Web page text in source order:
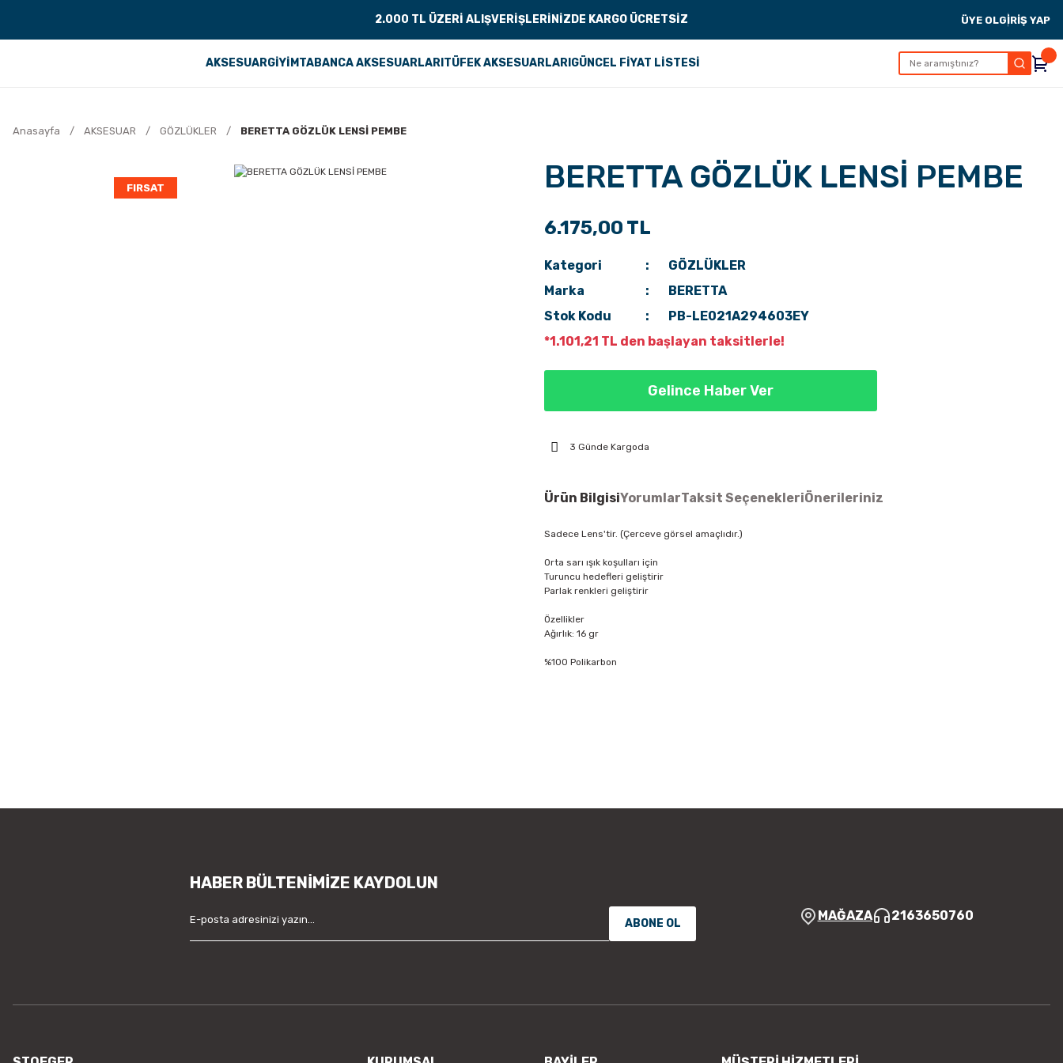
2.000 TL ÜZERİ ALIŞVERİŞLERİNİZDE KARGO ÜCRETSİZ ÜYE OLGİRİŞ YAP
AKSESUARGİYİMTABANCA AKSESUARLARI TÜFEK AKSESUARLARI GÜNCEL FİYAT LİSTESİ
Anasayfa AKSESUAR GÖZLÜKLER BERETTA GÖZLÜK LENSİ PEMBE
FIRSAT BERETTA GÖZLÜK LENSİ PEMBE
6.175,00 TL
Kategori
GÖZLÜKLER
Marka
BERETTA
Stok Kodu
PB-LE021A294603EY
*1.101,21 TL den başlayan taksitlerle!
Gelince Haber Ver
3 Günde Kargoda
Ürün BilgisiYorumlarTaksit SeçenekleriÖnerileriniz
Sadece Lens'tir. (Çerceve görsel amaçlıdır.)
Orta sarı ışık koşulları için
Turuncu hedefleri geliştirir
Parlak renkleri geliştirir
Özellikler
Ağırlık: 16 gr
%100 Polikarbon
Ürün bilgilerinde hatalar bulunuyor.
HABER BÜLTENİMİZE KAYDOLUN
ABONE OL
MAĞAZA 2163650760